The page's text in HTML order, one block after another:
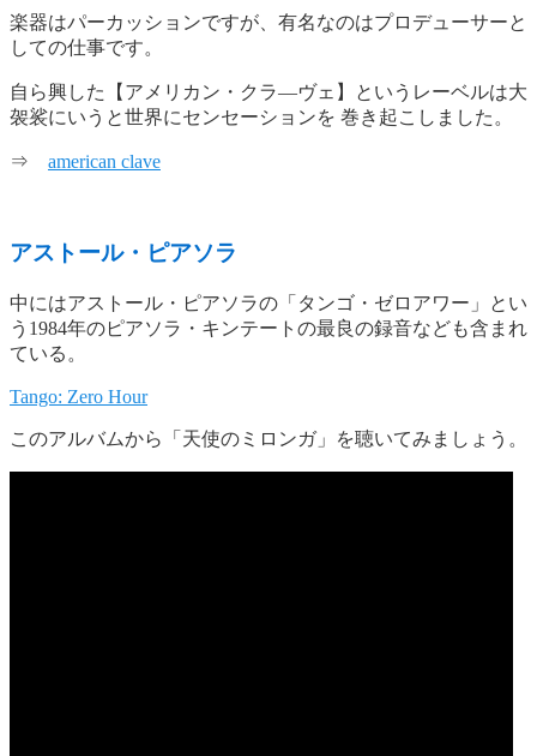
楽器はパーカッションですが、有名なのはプロデューサーと
しての仕事です。
自ら興した【アメリカン・クラ―ヴェ】というレーベルは大
袈裟にいうと世界にセンセーションを 巻き起こしました。
⇒ american clave
アストール・ピアソラ
中にはアストール・ピアソラの「タンゴ・ゼロアワー」とい
う1984年のピアソラ・キンテートの最良の録音なども含まれ
ている。
Tango: Zero Hour
このアルバムから「天使のミロンガ」を聴いてみましょう。